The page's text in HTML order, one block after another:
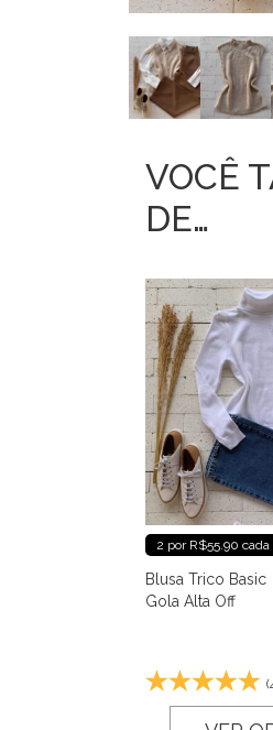
VOCÊ
DE…
2 por R$55.90 cada
Blusa Trico Basic
Gola Alta Off